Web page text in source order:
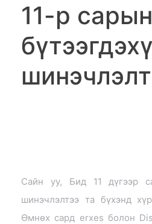
11-р сарын
шинэчлэлт
Сайн уу, Бид 11 дүгээр
шинэчлэлтээ та бүхэнд
Өмнөх сард erxes болон